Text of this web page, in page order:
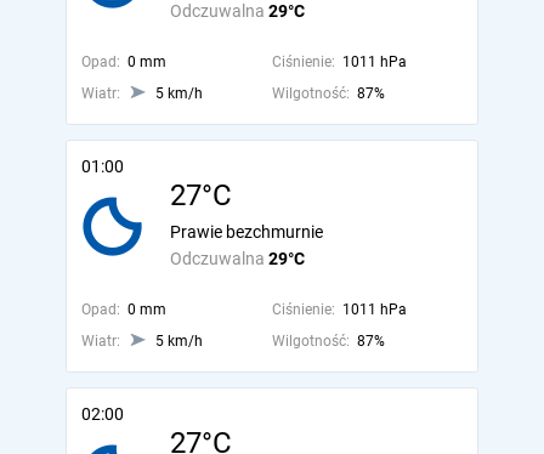
Odczuwalna 29°C
Opad: 0 mm Ciśnienie: 1011 hPa
Wiatr:
5 km/h Wilgotność: 87%
01:00
27°C
Odczuwalna 29°C
Prawie bezchmurnie
Opad: 0 mm Ciśnienie: 1011 hPa
Wiatr:
5 km/h Wilgotność: 87%
02:00
27°C